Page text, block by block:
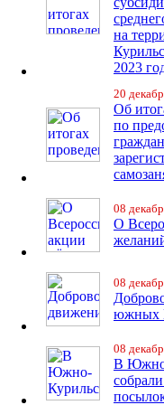
на
2023
20
Об
по
08
О
08
южных
08
В